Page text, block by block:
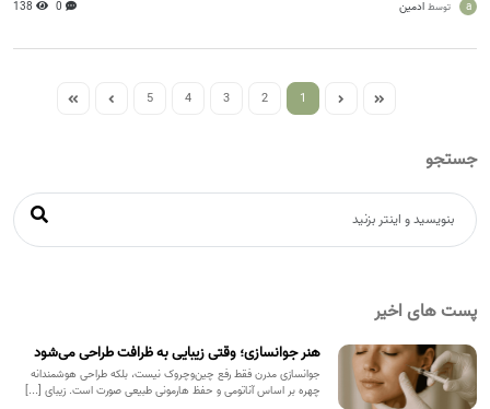
a توسط ادمین 0
138
1
2
3
4
5
جستجو
پست های اخیر
هنر جوانسازی؛ وقتی زیبایی به ظرافت طراحی می‌شود
جوانسازی مدرن فقط رفع چین‌وچروک نیست، بلکه طراحی هوشمندانه
چهره بر اساس آناتومی و حفظ هارمونی طبیعی صورت است. زیبای [...]